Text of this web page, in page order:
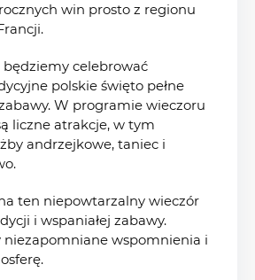
win prosto z regionu
będziemy celebrować
polskie święto pełne
W programie wieczoru
liczne atrakcje, w tym
andrzejkowe, taniec i
ten niepowtarzalny wieczór
i wspaniałej zabawy.
wspomnienia i